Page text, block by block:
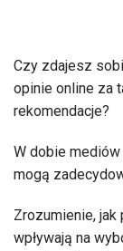
Czy zdajesz
opinie online za
rekomendacje?
W dobie
mogą
Zrozumienie,
wpływają na